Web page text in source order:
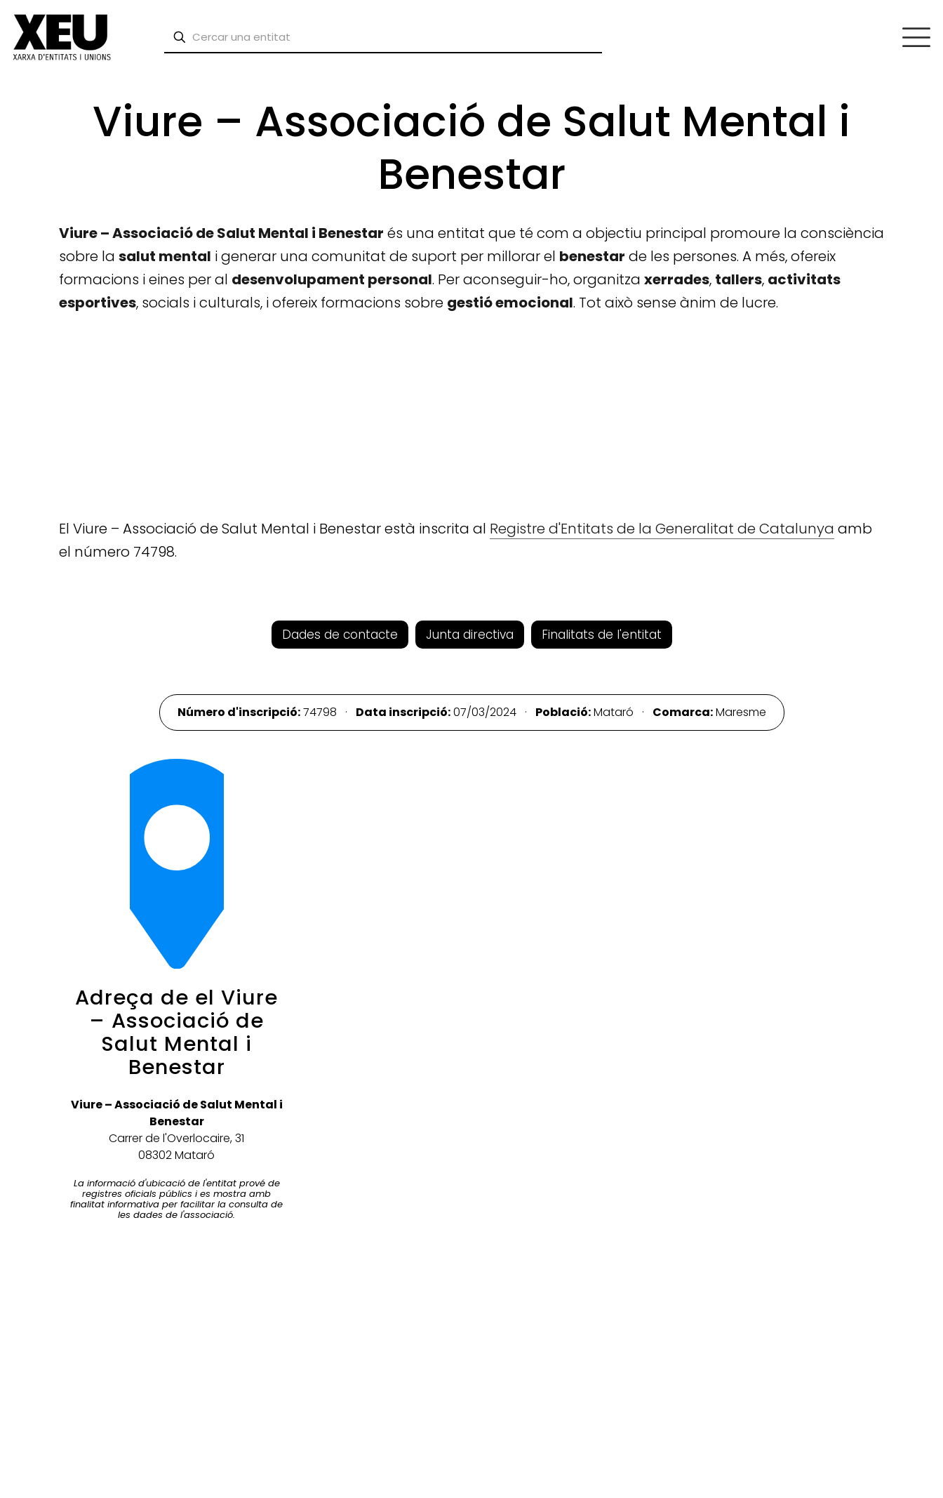
Viure – Associació de Salut Mental i
Benestar
Viure – Associació de Salut Mental i Benestar és una entitat que té com a objectiu principal promoure la consciència
sobre la salut mental i generar una comunitat de suport per millorar el benestar de les persones. A més, ofereix
formacions i eines per al desenvolupament personal. Per aconseguir-ho, organitza xerrades, tallers, activitats
esportives, socials i culturals, i ofereix formacions sobre gestió emocional. Tot això sense ànim de lucre.
El Viure – Associació de Salut Mental i Benestar està inscrita al Registre d'Entitats de la Generalitat de Catalunya amb
el número 74798.
Dades de contacte Junta directiva Finalitats de l'entitat
Número d'inscripció:74798 · Data inscripció:07/03/2024 · Població:Mataró · Comarca:Maresme
Adreça de el Viure
– Associació de
Salut Mental i
Benestar
Viure – Associació de Salut Mental i
Benestar
Carrer de l'Overlocaire, 31
08302 Mataró
La informació d'ubicació de l'entitat prové de
registres oficials públics i es mostra amb
finalitat informativa per facilitar la consulta de
les dades de l'associació.